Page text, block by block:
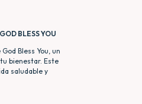
BLESS YOU
God Bless You, un
bienestar. Este
saludable y